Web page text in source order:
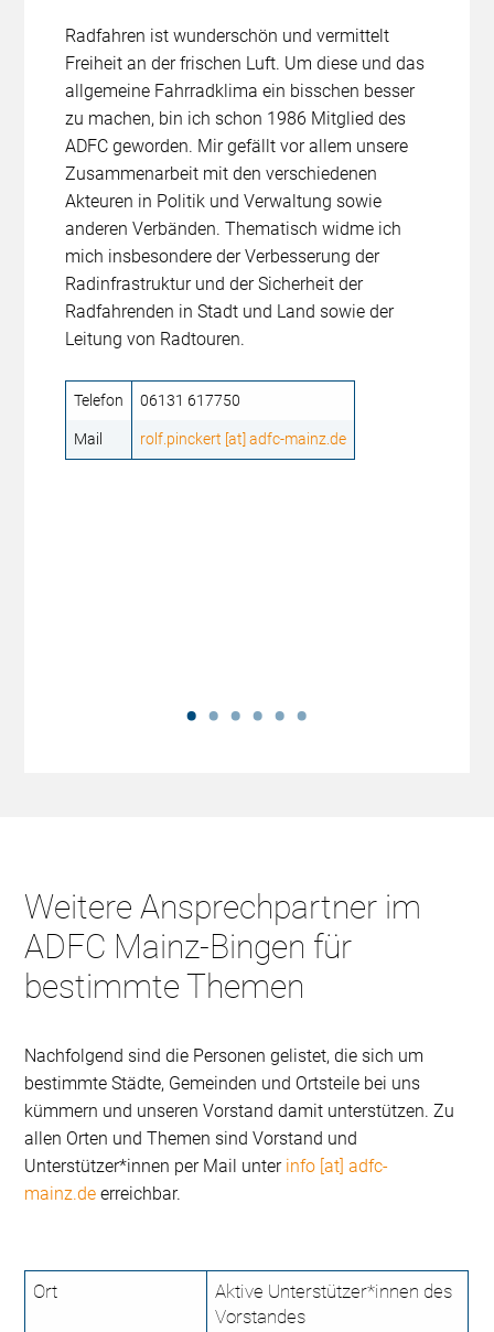
Radfahren ist wunderschön und vermittelt
Freiheit an der frischen Luft. Um diese und das
allgemeine Fahrradklima ein bisschen besser
zu machen, bin ich schon 1986 Mitglied des
ADFC geworden. Mir gefällt vor allem unsere
Zusammenarbeit mit den verschiedenen
Akteuren in Politik und Verwaltung sowie
anderen Verbänden. Thematisch widme ich
mich insbesondere der Verbesserung der
Radinfrastruktur und der Sicherheit der
Radfahrenden in Stadt und Land sowie der
Leitung von Radtouren.
Telefon 06131 617750
Mail rolf.pinckert [at] adfc-mainz.de
Weitere Ansprechpartner im
ADFC Mainz-Bingen für
bestimmte Themen
Nachfolgend sind die Personen gelistet, die sich um
bestimmte Städte, Gemeinden und Ortsteile bei uns
kümmern und unseren Vorstand damit unterstützen. Zu
allen Orten und Themen sind Vorstand und
Unterstützer*innen per Mail unter info [at] adfc-
mainz.de erreichbar.
Ort
Aktive Unterstützer*innen des
Vorstandes